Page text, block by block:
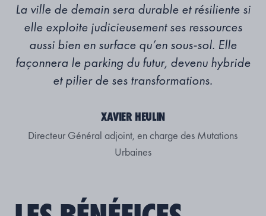
La ville de demain sera durable et résiliente si
elle exploite judicieusement ses ressources
aussi bien en surface qu’en sous-sol. Elle
façonnera le parking du futur, devenu hybride
et pilier de ses transformations.
XAVIER HEULIN
Directeur Général adjoint, en charge des Mutations
Urbaines